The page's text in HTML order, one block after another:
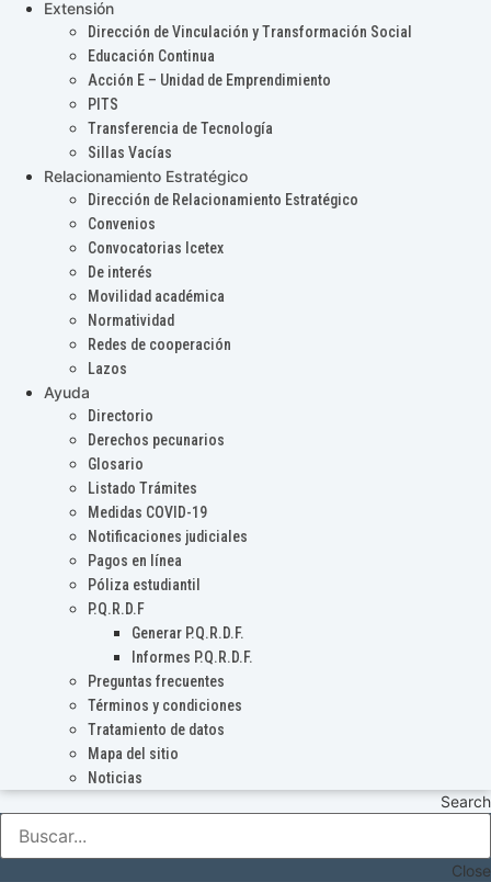
Extensión
Dirección de Vinculación y Transformación Social
Educación Continua
Acción E – Unidad de Emprendimiento
PITS
Transferencia de Tecnología
Sillas Vacías
Relacionamiento Estratégico
Dirección de Relacionamiento Estratégico
Convenios
Convocatorias Icetex
De interés
Movilidad académica
Normatividad
Redes de cooperación
Lazos
Ayuda
Directorio
Derechos pecunarios
Glosario
Listado Trámites
Medidas COVID-19
Notificaciones judiciales
Pagos en línea
Póliza estudiantil
P.Q.R.D.F
Generar P.Q.R.D.F.
Informes P.Q.R.D.F.
Preguntas frecuentes
Términos y condiciones
Tratamiento de datos
Mapa del sitio
Noticias
Search
Close